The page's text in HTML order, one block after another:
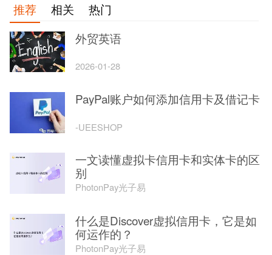
推荐 相关
热门
外贸英语
2026-01-28
PayPal账户如何添加信用卡及借记卡
-UEESHOP
一文读懂虚拟卡信用卡和实体卡的区
别
PhotonPay光子易
什么是Discover虚拟信用卡，它是如
何运作的？
PhotonPay光子易